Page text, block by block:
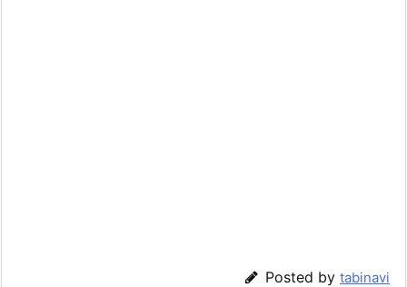
Posted by tabinavi